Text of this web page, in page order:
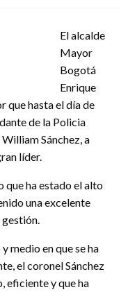
El alcalde
Mayor
Bogotá
Enrique
que hasta el día de
de la Policia
Sánchez, a
líder.
que ha estado el alto
una excelente
medio en que se ha
el coronel Sánchez
eficiente y que ha